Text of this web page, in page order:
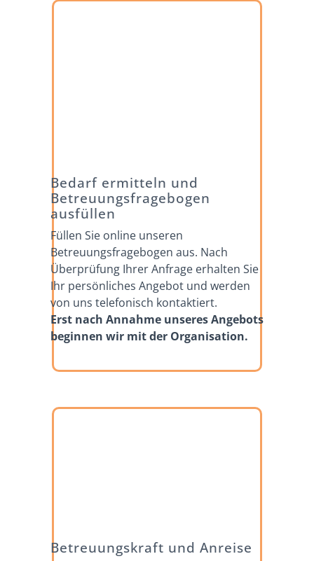
Bedarf ermitteln und
Betreuungsfragebogen
ausfüllen
Füllen Sie online unseren
Betreuungsfragebogen aus. Nach
Überprüfung Ihrer Anfrage erhalten Sie
Ihr persönliches Angebot und werden
von uns telefonisch kontaktiert.
Erst nach Annahme unseres Angebots
beginnen wir mit der Organisation.
Betreuungskraft und Anreise